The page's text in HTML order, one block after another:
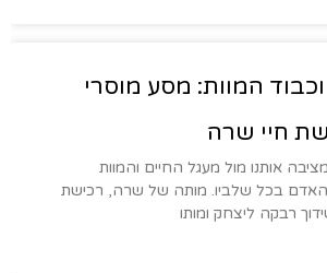
המוות: מסע מוסרי
חיי שרה
אותנו מול מעגל החיים והמוות
האדם בכל שלביו. מותה של שרה, רכישת
רבקה ליצחק ומותו